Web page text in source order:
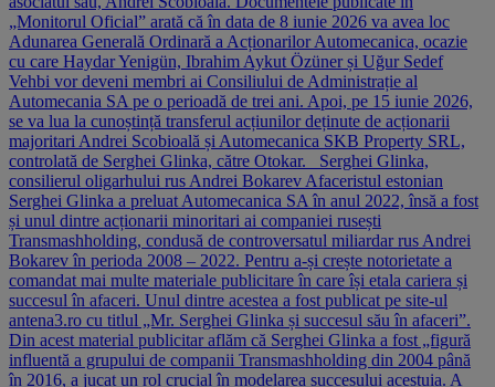
„Monitorul Oficial” arată că în data de 8 iunie 2026 va avea loc
Adunarea Generală Ordinară a Acționarilor Automecanica, ocazie
cu care Haydar Yenigün, Ibrahim Aykut Özüner și Uğur Sedef
Vehbi vor deveni membri ai Consiliului de Administrație al
Automecania SA pe o perioadă de trei ani. Apoi, pe 15 iunie 2026,
se va lua la cunoștință transferul acțiunilor deținute de acționarii
majoritari Andrei Scobioală și Automecanica SKB Property SRL,
controlată de Serghei Glinka, către Otokar. Serghei Glinka,
consilierul oligarhului rus Andrei Bokarev Afaceristul estonian
Serghei Glinka a preluat Automecanica SA în anul 2022, însă a fost
și unul dintre acționarii minoritari ai companiei rusești
Transmashholding, condusă de controversatul miliardar rus Andrei
Bokarev în perioda 2008 – 2022. Pentru a-și crește notorietate a
comandat mai multe materiale publicitare în care își etala cariera și
succesul în afaceri. Unul dintre acestea a fost publicat pe site-ul
antena3.ro cu titlul „Mr. Serghei Glinka și succesul său în afaceri”.
Din acest material publicitar aflăm că Serghei Glinka a fost „figură
influentă a grupului de companii Transmashholding din 2004 până
în 2016, a jucat un rol crucial în modelarea succesului acestuia. A